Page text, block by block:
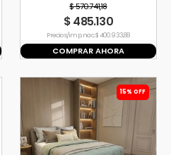
$ 570.741,18
$ 485.130
Precio s/imp. nac. $ 400.933,88
COMPRAR AHORA
15% OFF